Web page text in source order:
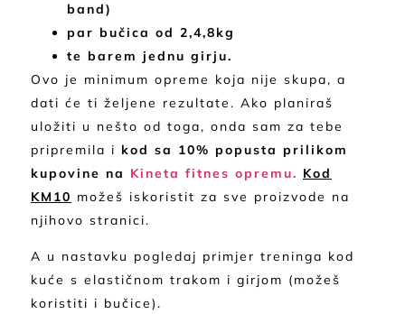
band)
par bučica od 2,4,8kg
te barem jednu girju.
Ovo je minimum opreme koja nije skupa, a
dati će ti željene rezultate. Ako planiraš
uložiti u nešto od toga, onda sam za tebe
pripremila i kod sa 10% popusta prilikom
kupovine na Kineta fitnes opremu. Kod
KM10 možeš iskoristit za sve proizvode na
njihovo stranici.
A u nastavku pogledaj primjer treninga kod
kuće s elastičnom trakom i girjom (možeš
koristiti i bučice).